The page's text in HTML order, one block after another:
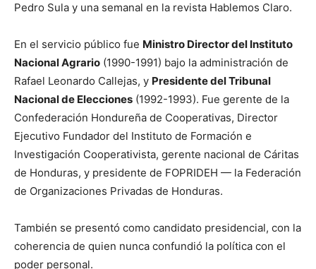
Pedro Sula y una semanal en la revista Hablemos Claro.
En el servicio público fue Ministro Director del Instituto
Nacional Agrario (1990-1991) bajo la administración de
Rafael Leonardo Callejas, y Presidente del Tribunal
Nacional de Elecciones (1992-1993). Fue gerente de la
Confederación Hondureña de Cooperativas, Director
Ejecutivo Fundador del Instituto de Formación e
Investigación Cooperativista, gerente nacional de Cáritas
de Honduras, y presidente de FOPRIDEH — la Federación
de Organizaciones Privadas de Honduras.
También se presentó como candidato presidencial, con la
coherencia de quien nunca confundió la política con el
poder personal.